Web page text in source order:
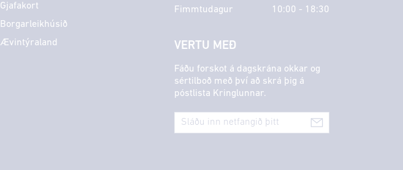
Gjafakort
Borgarleikhúsið
Ævintýraland
Fimmtudagur
10:00 - 18:30
VERTU MEÐ
Fáðu forskot á dagskrána okkar og
sértilboð með því að skrá þig á
póstlista Kringlunnar.